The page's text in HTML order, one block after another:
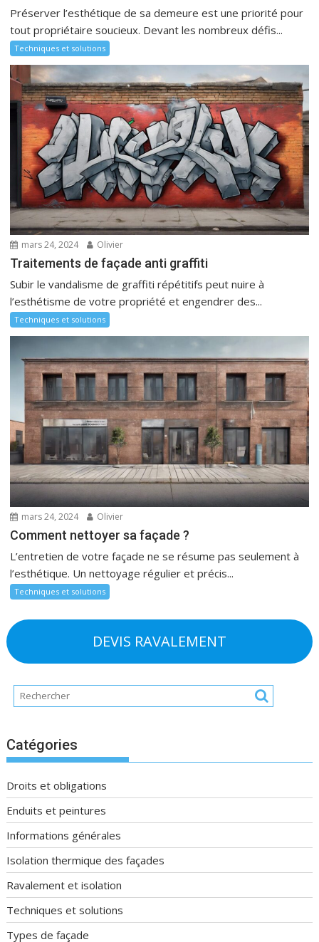
Préserver l’esthétique de sa demeure est une priorité pour
tout propriétaire soucieux. Devant les nombreux défis...
Techniques et solutions
mars 24, 2024 Olivier
Traitements de façade anti graffiti
Subir le vandalisme de graffiti répétitifs peut nuire à
l’esthétisme de votre propriété et engendrer des...
Techniques et solutions
mars 24, 2024 Olivier
Comment nettoyer sa façade ?
L’entretien de votre façade ne se résume pas seulement à
l’esthétique. Un nettoyage régulier et précis...
Techniques et solutions
DEVIS RAVALEMENT
Catégories
Droits et obligations
Enduits et peintures
Informations générales
Isolation thermique des façades
Ravalement et isolation
Techniques et solutions
Types de façade